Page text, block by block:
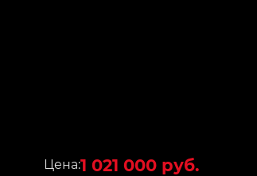
Цена:1 021 000 руб.